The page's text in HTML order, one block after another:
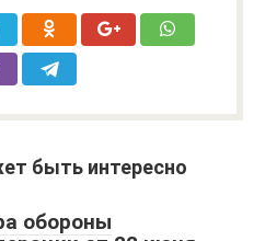
быть интересно
обороны